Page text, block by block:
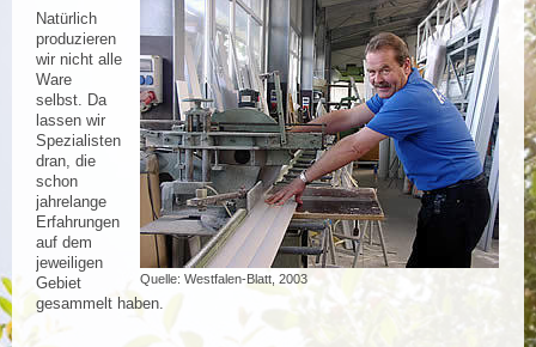
Quelle: Westfalen-Blatt, 2003
Natürlich
produzieren
wir nicht alle
Ware
selbst. Da
lassen wir
Spezialisten
dran, die
schon
jahrelange
Erfahrungen
auf dem
jeweiligen
Gebiet
gesammelt haben.